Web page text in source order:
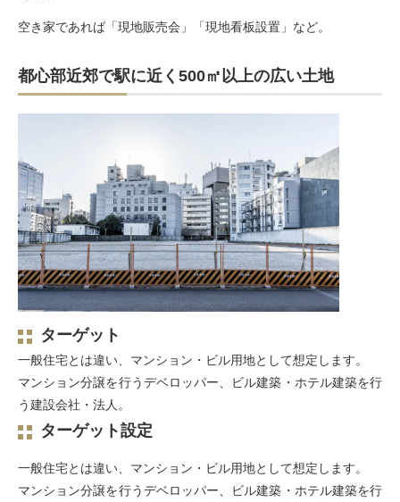
空き家であれば「現地販売会」「現地看板設置」など。
都心部近郊で駅に近く500㎡以上の広い土地
ターゲット
一般住宅とは違い、マンション・ビル用地として想定します。
マンション分譲を行うデベロッパー、ビル建築・ホテル建築を行
う建設会社・法人。
ターゲット設定
一般住宅とは違い、マンション・ビル用地として想定します。
マンション分譲を行うデベロッパー、ビル建築・ホテル建築を行